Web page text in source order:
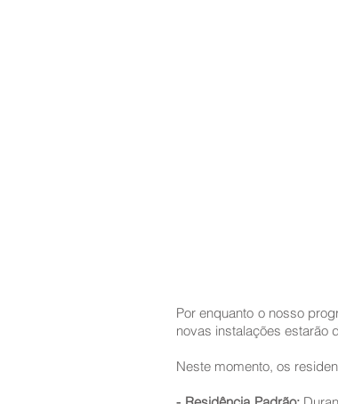
Por enquanto o nosso
novas instalações estarão
Neste momento, os